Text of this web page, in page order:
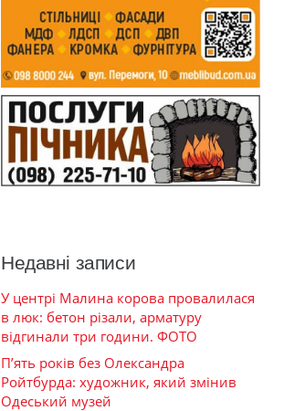
Недавні записи
У центрі Малина корова провалилася
в люк: бетон різали, арматуру
відгинали три години. ФОТО
П’ять років без Олександра
Ройтбурда: художник, який змінив
Одеський музей